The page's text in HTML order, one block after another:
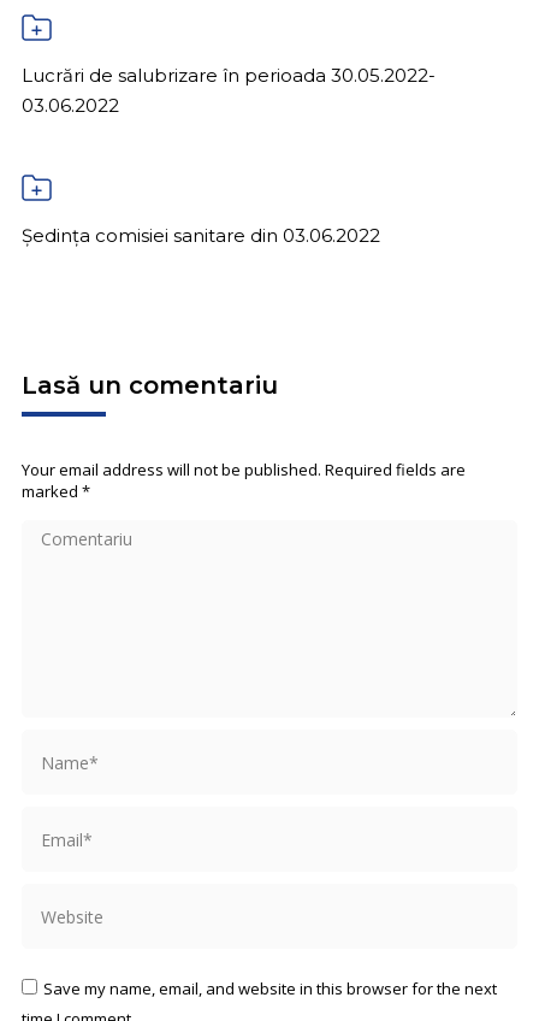
Lucrări de salubrizare în perioada 30.05.2022-
03.06.2022
Ședința comisiei sanitare din 03.06.2022
Lasă un comentariu
Your email address will not be published. Required fields are
marked *
Comentariu
Save my name, email, and website in this browser for the next